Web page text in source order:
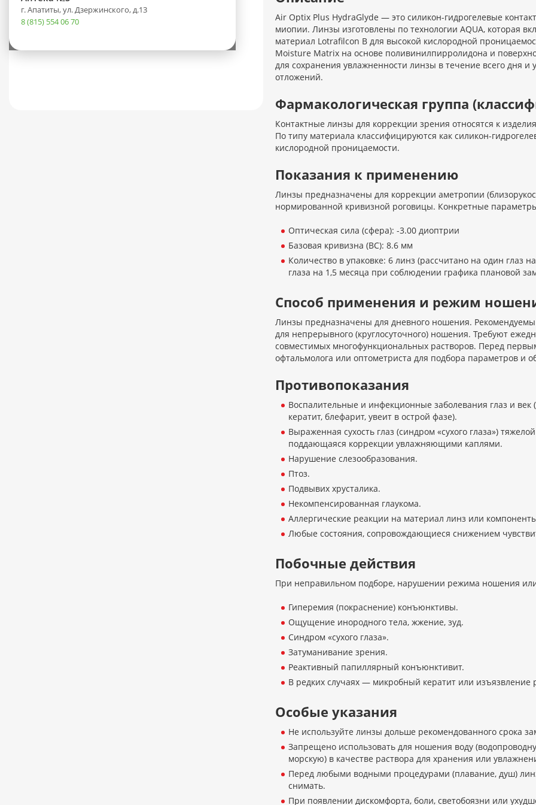
г. Апатиты, ул. Дзержинского, д.13
8 (815) 554 06 70
Air Optix Plus HydraGlyde — это силикон-гидрогелевые
миопии. Линзы изготовлены по технологии AQUA, которая
материал Lotrafilcon B для высокой кислородной
Moisture Matrix на основе поливинилпирролидона и
для сохранения увлажненности линзы в течение всего дня
отложений.
Фармакологическая группа
Контактные линзы для коррекции зрения относятся к
По типу материала классифицируются как силикон-
кислородной проницаемости.
Показания к применению
Линзы предназначены для коррекции аметропии
нормированной кривизной роговицы. Конкретные
Оптическая сила (сфера): -3.00 диоптрии
Базовая кривизна (BC): 8.6 мм
Количество в упаковке: 6 линз (рассчитано на один глаз
глаза на 1,5 месяца при соблюдении графика плановой
Способ применения и режим
Линзы предназначены для дневного ношения.
для непрерывного (круглосуточного) ношения. Требуют
совместимых многофункциональных растворов. Перед
офтальмолога или оптометриста для подбора параметров и
Противопоказания
Воспалительные и инфекционные заболевания глаз и век
кератит, блефарит, увеит в острой фазе).
Выраженная сухость глаз (синдром «сухого глаза»)
поддающаяся коррекции увлажняющими каплями.
Нарушение слезообразования.
Птоз.
Подвывих хрусталика.
Некомпенсированная глаукома.
Аллергические реакции на материал линз или
Любые состояния, сопровождающиеся снижением
Побочные действия
При неправильном подборе, нарушении режима ношения
Гиперемия (покраснение) конъюнктивы.
Ощущение инородного тела, жжение, зуд.
Синдром «сухого глаза».
Затуманивание зрения.
Реактивный папиллярный конъюнктивит.
В редких случаях — микробный кератит или изъязвление
Особые указания
Не используйте линзы дольше рекомендованного срока
Запрещено использовать для ношения воду
морскую) в качестве раствора для хранения или
Перед любыми водными процедурами (плавание, душ)
снимать.
При появлении дискомфорта, боли, светобоязни или